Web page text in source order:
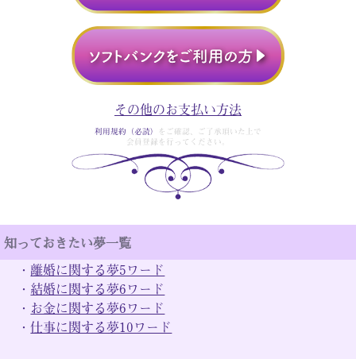
その他のお支払い方法
利用規約（必読）
をご確認、ご了承頂いた上で
会員登録を行ってください。
知っておきたい夢一覧
・ 離婚に関する夢5ワード
・ 結婚に関する夢6ワード
・ お金に関する夢6ワード
・仕事に関する夢10ワード